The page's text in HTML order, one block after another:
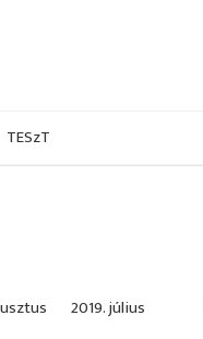
TESzT
2019. július